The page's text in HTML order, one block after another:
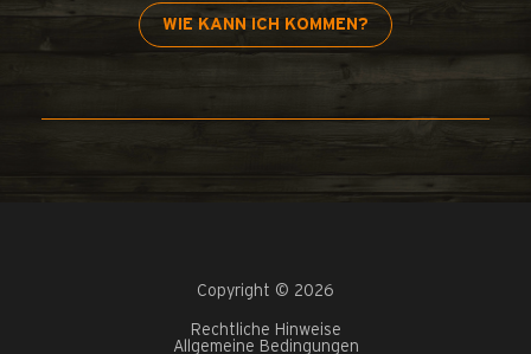
WIE KANN ICH KOMMEN?
Copyright © 2026
Rechtliche Hinweise
Allgemeine Bedingungen